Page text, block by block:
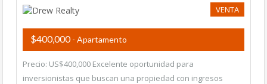
VENTA
$400,000- Apartamento
Precio: US$400,000 Excelente oportunidad para
inversionistas que buscan una propiedad con ingresos